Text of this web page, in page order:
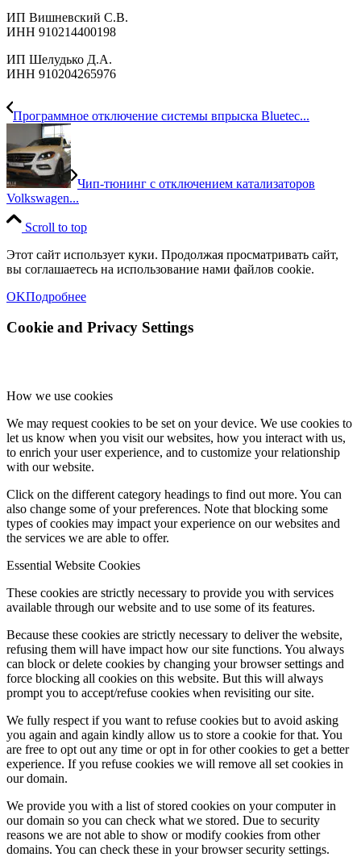
ИП Вишневский С.В.
ИНН 910214400198
ИП Шелудько Д.А.
ИНН 910204265976
Программное отключение системы впрыска Bluetec...
Чип-тюнинг с отключением катализаторов
Volkswagen...
Scroll to top
Этот сайт использует куки. Продолжая просматривать сайт,
вы соглашаетесь на использование нами файлов cookie.
OKПодробнее
Cookie and Privacy Settings
How we use cookies
We may request cookies to be set on your device. We use cookies to
let us know when you visit our websites, how you interact with us,
to enrich your user experience, and to customize your relationship
with our website.
Click on the different category headings to find out more. You can
also change some of your preferences. Note that blocking some
types of cookies may impact your experience on our websites and
the services we are able to offer.
Essential Website Cookies
These cookies are strictly necessary to provide you with services
available through our website and to use some of its features.
Because these cookies are strictly necessary to deliver the website,
refusing them will have impact how our site functions. You always
can block or delete cookies by changing your browser settings and
force blocking all cookies on this website. But this will always
prompt you to accept/refuse cookies when revisiting our site.
We fully respect if you want to refuse cookies but to avoid asking
you again and again kindly allow us to store a cookie for that. You
are free to opt out any time or opt in for other cookies to get a better
experience. If you refuse cookies we will remove all set cookies in
our domain.
We provide you with a list of stored cookies on your computer in
our domain so you can check what we stored. Due to security
reasons we are not able to show or modify cookies from other
domains. You can check these in your browser security settings.